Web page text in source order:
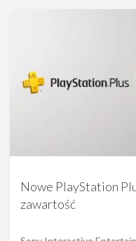
Nowe PlayStation
zawartość